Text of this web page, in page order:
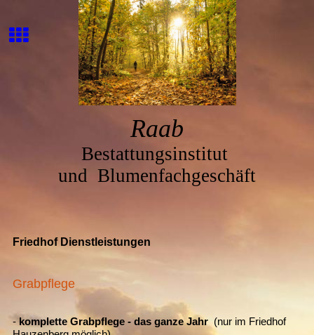
Raab
Bestattungsinstitut
und Blumenfachgeschäft
Friedhof Dienstleistungen
Grabpflege
-komplette Grabpflege - das ganze Jahr(nur im Friedhof